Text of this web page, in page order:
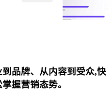
品牌、从内容到受众,快
握营销态势。